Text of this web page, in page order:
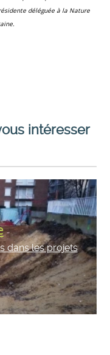
déléguée à la Nature
intéresser
dans les projets